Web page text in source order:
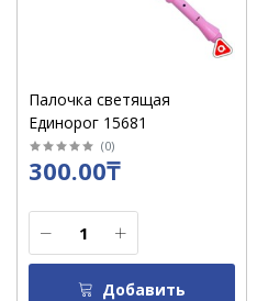
Палочка светящая
Единорог 15681
(0)
300.00₸
Добавить